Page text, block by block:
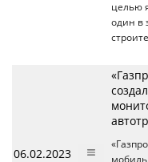
целью
один в
06.02.2023